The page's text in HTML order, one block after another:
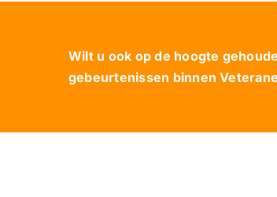
Wilt u ook op de hoogte
gebeurtenissen binnen